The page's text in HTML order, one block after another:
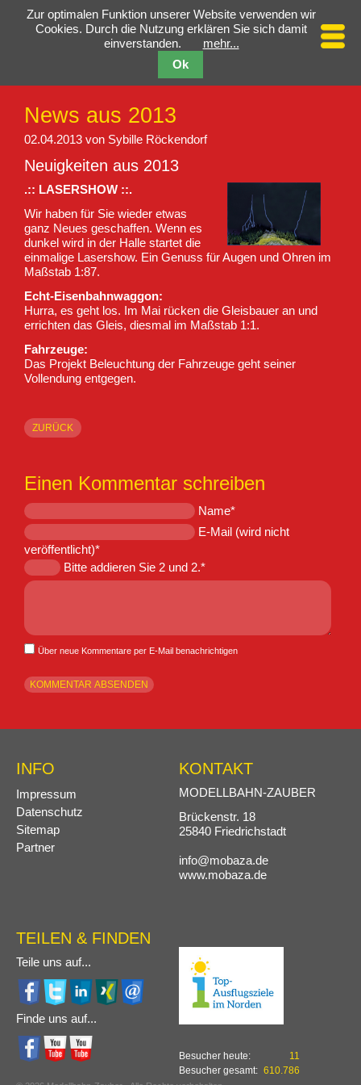
News aus 2013
02.04.2013 von Sybille Röckendorf
Neuigkeiten aus 2013
.:: LASERSHOW ::.
Wir haben für Sie wieder etwas
ganz Neues geschaffen. Wenn es
dunkel wird in der Halle startet die
einmalige Lasershow. Ein Genuss für Augen und Ohren im
Maßstab 1:87.
Echt-Eisenbahnwaggon:
Hurra, es geht los. Im Mai rücken die Gleisbauer an und
errichten das Gleis, diesmal im Maßstab 1:1.
Fahrzeuge:
Das Projekt Beleuchtung der Fahrzeuge geht seiner
Vollendung entgegen.
ZURÜCK
Einen Kommentar schreiben
Pflichtfeld
Name*
Pflichtfeld
E-Mail (wird nicht
veröffentlicht)*
Bitte addieren Sie 2 und 2.*
Über neue Kommentare per E-Mail benachrichtigen
INFO
Navigation
überspringen
Impressum
Datenschutz
Sitemap
Partner
KONTAKT
MODELLBAHN-ZAUBER
Brückenstr. 18
25840 Friedrichstadt
info@mobaza.de
www.mobaza.de
TEILEN & FINDEN
Teile uns auf...
Finde uns auf...
Besucher heute:
11
Besucher gesamt: 610.786
Zur optimalen Funktion unserer Website verwenden wir
Cookies. Durch die Nutzung erklären Sie sich damit
einverstanden.
mehr...
Ok